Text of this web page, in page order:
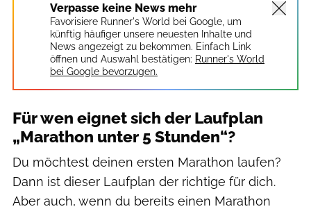
Verpasse keine News mehr
Favorisiere Runner's World bei Google, um
künftig häufiger unsere neuesten Inhalte und
News angezeigt zu bekommen. Einfach Link
öffnen und Auswahl bestätigen: Runner's World
bei Google bevorzugen.
Für wen eignet sich der Laufplan
„Marathon unter 5 Stunden“?
Du möchtest deinen ersten Marathon laufen?
Dann ist dieser Laufplan der richtige für dich.
Aber auch, wenn du bereits einen Marathon